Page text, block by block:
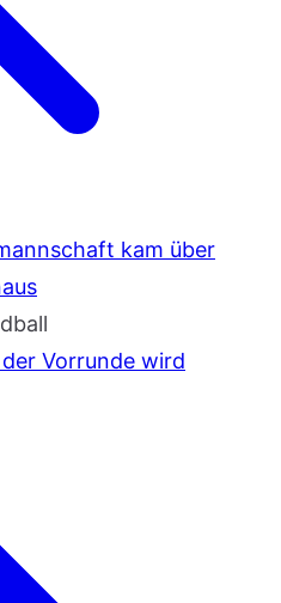
kam über
Vorrunde wird